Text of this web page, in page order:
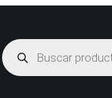
Búsqueda
de
productos